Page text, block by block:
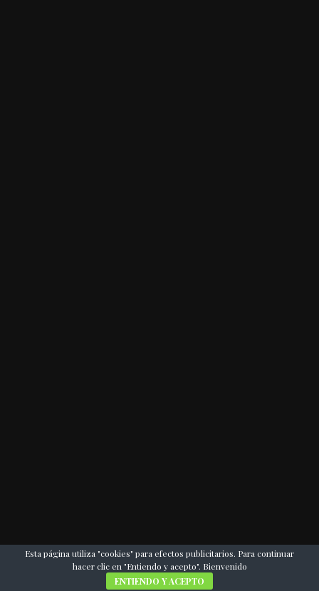
Esta página utiliza "cookies" para efectos publicitarios. Para continuar
hacer clic en "Entiendo y acepto". Bienvenido
ENTIENDO Y ACEPTO